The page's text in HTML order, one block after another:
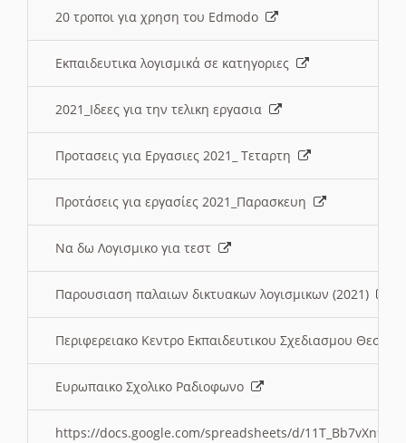
20 τροποι για χρηση του Edmodo
Εκπαιδευτικα λογισμικά σε κατηγοριες
2021_Ιδεες για την τελικη εργασια
Προτασεις για Εργασιες 2021_ Τεταρτη
Προτάσεις για εργασίες 2021_Παρασκευη
Να δω Λογισμικο για τεστ
Παρουσιαση παλαιων δικτυακων λογισμικων (2021)
Περιφερειακο Κεντρο Εκπαιδευτικου Σχεδιασμου
Ευρωπαικο Σχολικο Ραδιοφωνο
https://docs.google.com/spreadsheets/d/